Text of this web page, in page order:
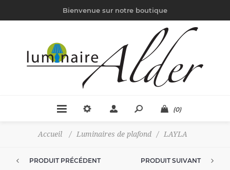
Bienvenue sur notre boutique
(0)
Accueil / Luminaires de plafond / LAYLA
PRODUIT PRÉCÉDENT PRODUIT SUIVANT